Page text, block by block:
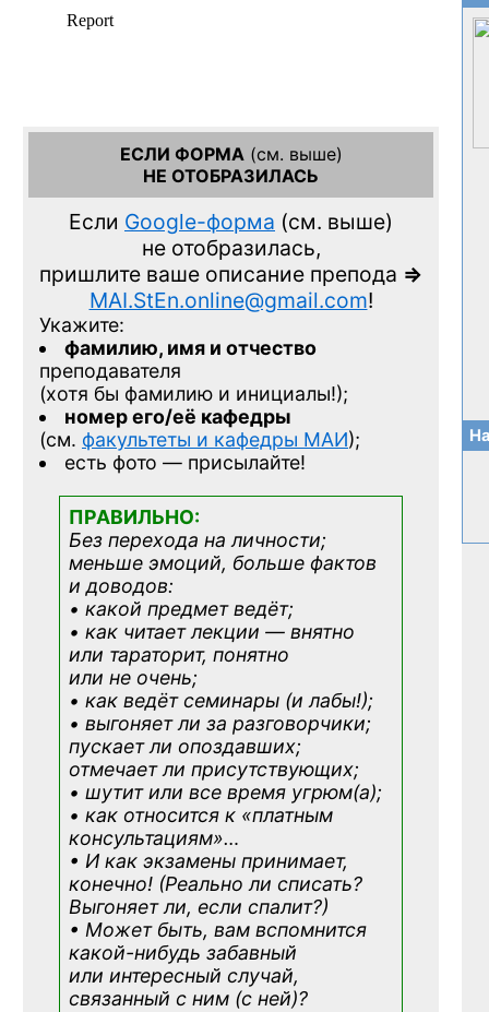
ЕСЛИ ФОРМА(см. выше)
НЕ ОТОБРАЗИЛАСЬ
Если Google-форма (см. выше)
не отобразилась,
пришлите ваше описание препода =>
MAI.StEn.online@gmail.com!
Укажите:
фамилию, имя и отчество
преподавателя
(хотя бы фамилию и инициалы!);
номер его/её кафедры
(см. факультеты и кафедры МАИ);
есть фото — присылайте!
ПРАВИЛЬНО:
Без перехода на личности;
меньше эмоций, больше фактов
и доводов:
• какой предмет ведёт;
• как читает лекции — внятно
или тараторит, понятно
или не очень;
• как ведёт семинары (и лабы!);
• выгоняет ли за разговорчики;
пускает ли опоздавших;
отмечает ли присутствующих;
• шутит или все время угрюм(а);
• как относится к «платным
консультациям»…
• И как экзамены принимает,
конечно! (Реально ли списать?
Выгоняет ли, если спалит?)
• Может быть, вам вспомнится
какой-нибудь забавный
или интересный случай,
связанный с ним (с ней)?